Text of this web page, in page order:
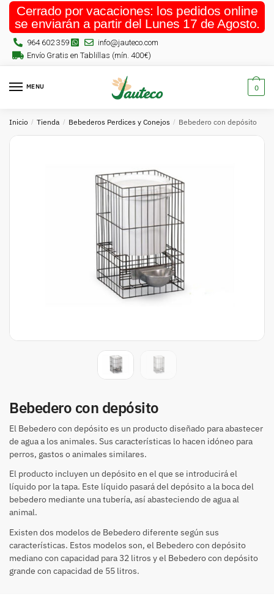
Cerrado por vacaciones: los pedidos online
se enviarán a partir del Lunes 17 de Agosto.
964 602 359
info@jauteco.com
Envío Gratis en Tablillas (mín. 400€)
MENU 0
Inicio / Tienda / Bebederos Perdices y Conejos / Bebedero con depósito
Bebedero con depósito
El Bebedero con depósito es un producto diseñado para abastecer
de agua a los animales. Sus características lo hacen idóneo para
perros, gastos o animales similares.
El producto incluyen un depósito en el que se introducirá el
líquido por la tapa. Este líquido pasará del depósito a la boca del
bebedero mediante una tubería, así abasteciendo de agua al
animal.
Existen dos modelos de Bebedero diferente según sus
características. Estos modelos son, el Bebedero con depósito
mediano con capacidad para 32 litros y el Bebedero con depósito
grande con capacidad de 55 litros.